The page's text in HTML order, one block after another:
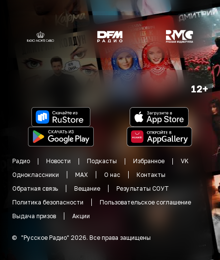
12+
Радио Новости Подкасты Избранное
VK
Одноклассники
MAX О нас
Контакты
Обратная связь
Вещание
Результаты СОУТ
Политика безопасности
Пользовательское соглашение
Выдача призов
Акции
© "Русское Радио" 2026. Все права защищены